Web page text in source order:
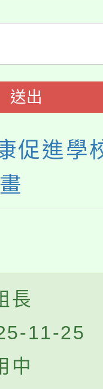
情可洽有
習
案入校路
送出
促進學
長
11-25
中